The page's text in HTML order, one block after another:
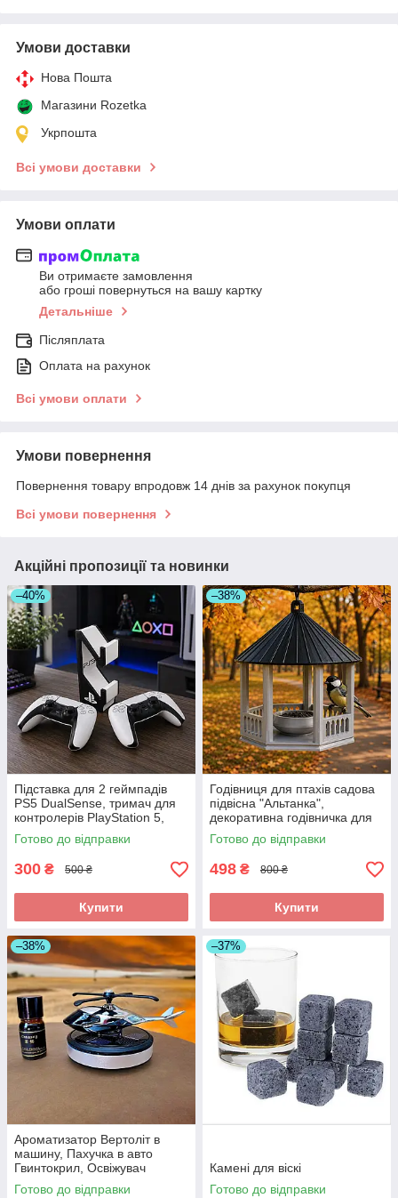
Умови доставки
Нова Пошта
Магазини Rozetka
Укрпошта
Всі умови доставки
Умови оплати
Ви отримаєте замовлення
або гроші повернуться на вашу картку
Детальніше
Післяплата
Оплата на рахунок
Всі умови оплати
Умови повернення
Повернення товару впродовж 14 днів за рахунок покупця
Всі умови повернення
Акційні пропозиції та новинки
–40%
Підставка для 2 геймпадів
PS5 DualSense, тримач для
контролерів PlayStation 5,
органайзер для джойстиків
Готово до відправки
300 ₴ 500 ₴
Купити
–38%
Годівниця для птахів садова
підвісна "Альтанка",
декоративна годівничка для
саду, дачі та двору 19×16 см
Готово до відправки
498 ₴ 800 ₴
Купити
–38%
Ароматизатор Вертоліт в
машину, Пахучка в авто
Гвинтокрил, Освіжувач
повітря
Готово до відправки
–37%
Камені для віскі
Готово до відправки